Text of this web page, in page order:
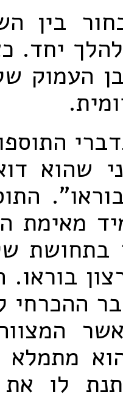
בין
להלך יחד.
העמוק
שהוא
מאימת
בוראו.
ההכרחי
מתמלא
לו את